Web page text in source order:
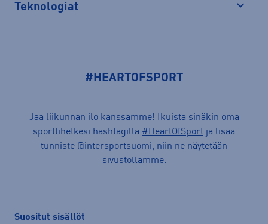
Teknologiat
#HEARTOFSPORT
Jaa liikunnan ilo kanssamme! Ikuista sinäkin oma
sporttihetkesi hashtagilla #HeartOfSport ja lisää
tunniste @intersportsuomi, niin ne näytetään
sivustollamme.
Suositut sisällöt